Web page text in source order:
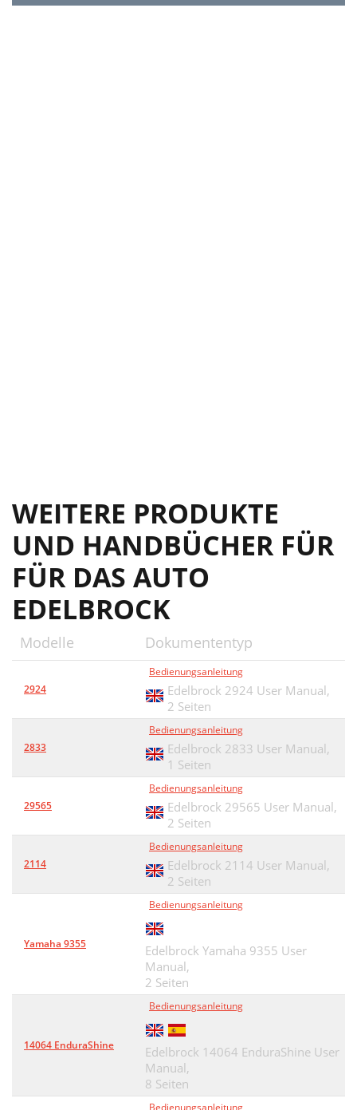
WEITERE PRODUKTE
UND HANDBÜCHER FÜR
FÜR DAS AUTO
EDELBROCK
Modelle Dokumententyp
2924
Bedienungsanleitung
Edelbrock 2924 User Manual,
2 Seiten
2833
Bedienungsanleitung
Edelbrock 2833 User Manual,
1 Seiten
29565
Bedienungsanleitung
Edelbrock 29565 User Manual,
2 Seiten
2114
Bedienungsanleitung
Edelbrock 2114 User Manual,
2 Seiten
Yamaha 9355
Bedienungsanleitung
Edelbrock Yamaha 9355 User
Manual,
2 Seiten
14064 EnduraShine
Bedienungsanleitung
Edelbrock 14064 EnduraShine User
Manual,
8 Seiten
Bedienungsanleitung